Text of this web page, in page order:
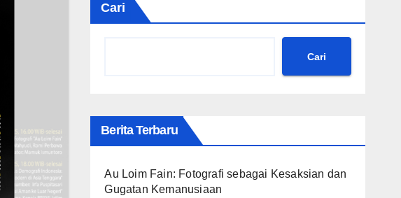
Cari
Cari
Berita Terbaru
Au Loim Fain: Fotografi sebagai Kesaksian dan
Gugatan Kemanusiaan